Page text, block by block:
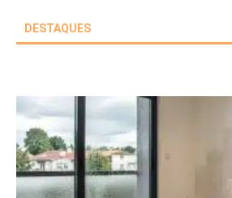
DESTAQUES